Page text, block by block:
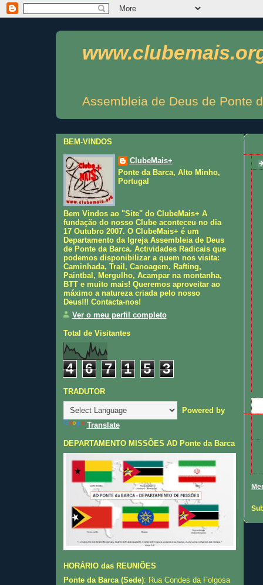
Assembleia de Deus de Ponte
BEM-VINDOS
ClubeMais+
Ponte da Barca, Alto Minho,
Portugal
Bem Vindos ao "Site" do ClubeMais+ A
fundação do nosso Clube aconteceu no dia
17 Outubro 2007. O ClubeMais+ é um
Departamento da Igreja Assembleia de Deus
de Ponte da Barca. Actividades Radicais que
podemos disponibilizar a quem nos visita:
Caminhada, Trail, Canoagem, Rafting,
Paintbal, Mergulho, Acampar na montanha,
BTT e muito mais! Queremos aproveitar ao
máximo a natureza criada pelo nosso
Deus!!! Contacta-nos!
Ver o meu perfil completo
Total de Visitantes
4 6 7 1 5 3
TRADUTOR
Powered by
Translate
DEPARTAMENTO MISSÕES AD Ponte da Barca
HORÁRIO das REUNIÕES
Ponte da Barca (Sede): Rua Condes da Folgosa